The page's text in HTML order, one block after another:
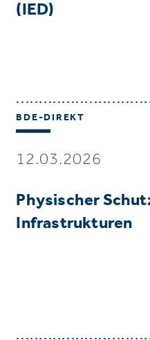
(IED)
BDE-DIREKT
12.03.2026
Physischer
Infrastrukturen